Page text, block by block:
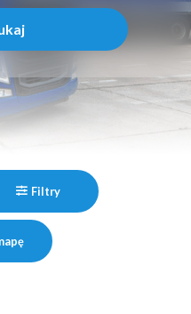
Filtry